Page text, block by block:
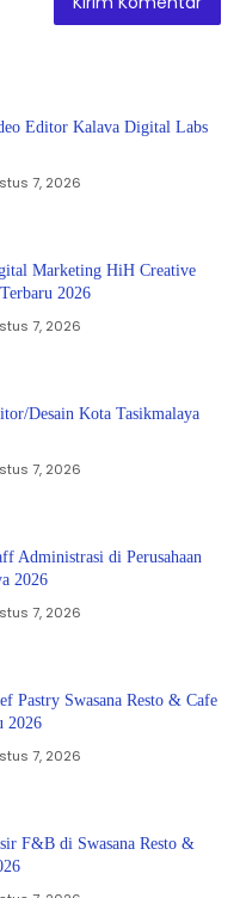
Editor Kalava Digital Labs
7, 2026
Marketing HiH Creative
2026
7, 2026
Desain Kota Tasikmalaya
7, 2026
Administrasi di Perusahaan
2026
7, 2026
Pastry Swasana Resto & Cafe
2026
7, 2026
F&B di Swasana Resto &